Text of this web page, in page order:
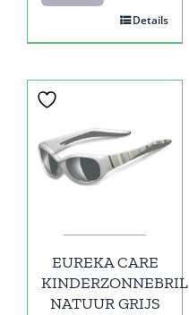
Details
EUREKA CARE
KINDERZONNEBRIL
NATUUR GRIJS